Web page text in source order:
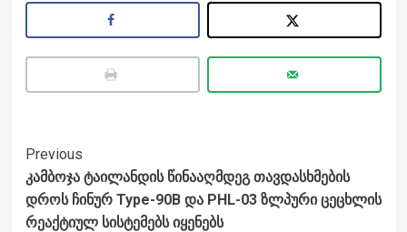
Post
Navigation
Previous
კამბოჯა ტაილანდის წინააღმდეგ თავდასხმების
დროს ჩინურ Type-90B და PHL-03 ზლპური ცეცხლის
რეაქტიულ სისტემებს იყენებს